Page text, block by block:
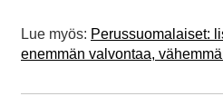
Lue myös: Perussuomalaiset:
enemmän valvontaa,